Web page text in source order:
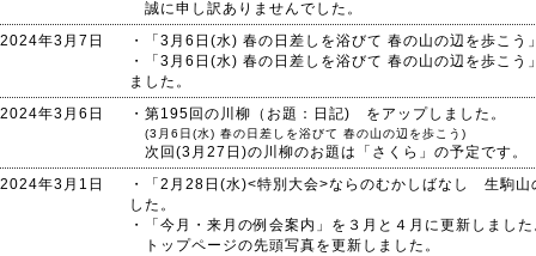
誠に申し訳ありませんでした。
2024年3月7日
・「3月6日(水) 春の日差しを浴びて 春の山の辺を歩こ
・「3月6日(水) 春の日差しを浴びて 春の山の辺を歩こ
ました。
2024年3月6日
・第195回の川柳（お題：日記) をアップしました。
(3月6日(水) 春の日差しを浴びて 春の山の辺を歩こう)
次回(3月27日)の川柳のお題は「さくら」の予定です。
2024年3月1日
・「2月28日(水)<特別大会>ならのむかしばなし 生駒
した。
・「今月・来月の例会案内」を３月と４月に更新しまし
トップページの先頭写真を更新しました。